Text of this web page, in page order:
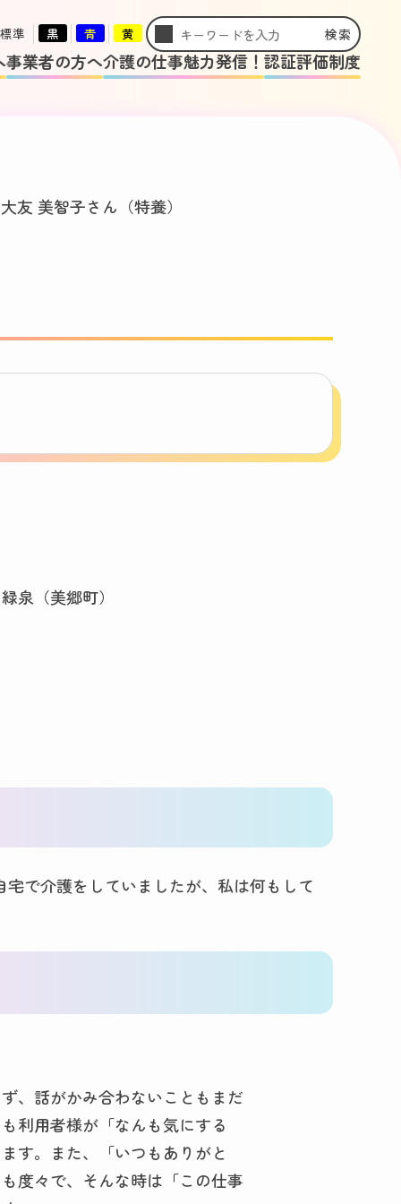
標準 黒 青 黄 検索
事業者の方へ介護の仕事魅力発信！認証評価制度
大友 美智子さん（特養）
泉（美郷町）
で介護をしていましたが、私は何もして
、話がかみ合わないこともまだ
利用者様が「なんも気にする
す。また、「いつもありがと
度々で、そんな時は「この仕事